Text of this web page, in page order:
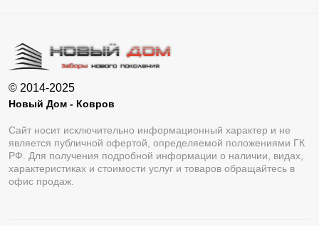
© 2014-2025
Новый Дом - Ковров
Сайт носит исключительно информационный характер и не
является публичной офертой, определяемой положениями ГК
РФ. Для получения подробной информации о наличии, видах,
характеристиках и стоимости услуг и товаров обращайтесь в
офис продаж.